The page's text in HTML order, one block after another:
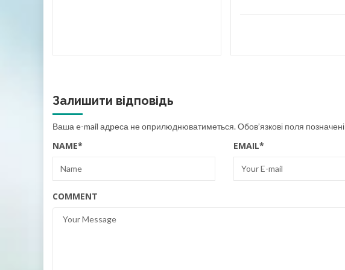
Залишити відповідь
Ваша e-mail адреса не оприлюднюватиметься.Обов’язкові поля позначені
NAME* EMAIL*
COMMENT